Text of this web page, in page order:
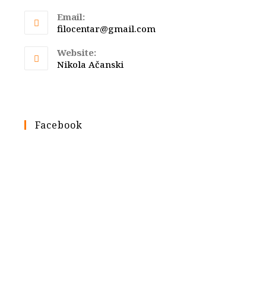
Email:
filocentar@gmail.com
Website:
Nikola Ačanski
Facebook